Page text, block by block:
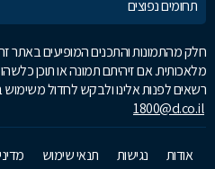
תחומים נפוצים
חלק מהתמונות והתכנים המופיעים באתר
מלאכותית. אם זיהיתם תמונה או תוכן
רשאים לפנות אלינו ולבקש לחדול
1800@d.co.il
אודות נגישות תנאי שימוש